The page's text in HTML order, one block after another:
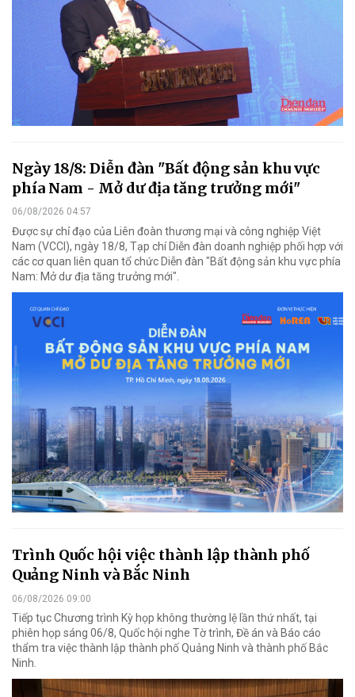
Ngày 18/8: Diễn đàn "Bất động sản khu vực
phía Nam - Mở dư địa tăng trưởng mới"
06/08/2026 04:57
Được sự chỉ đạo của Liên đoàn thương mại và công nghiệp Việt
Nam (VCCI), ngày 18/8, Tạp chí Diễn đàn doanh nghiệp phối hợp với
các cơ quan liên quan tổ chức Diễn đàn "Bất động sản khu vực phía
Nam: Mở dư địa tăng trưởng mới".
Trình Quốc hội việc thành lập thành phố
Quảng Ninh và Bắc Ninh
06/08/2026 09:00
Tiếp tục Chương trình Kỳ họp không thường lệ lần thứ nhất, tại
phiên họp sáng 06/8, Quốc hội nghe Tờ trình, Đề án và Báo cáo
thẩm tra việc thành lập thành phố Quảng Ninh và thành phố Bắc
Ninh.